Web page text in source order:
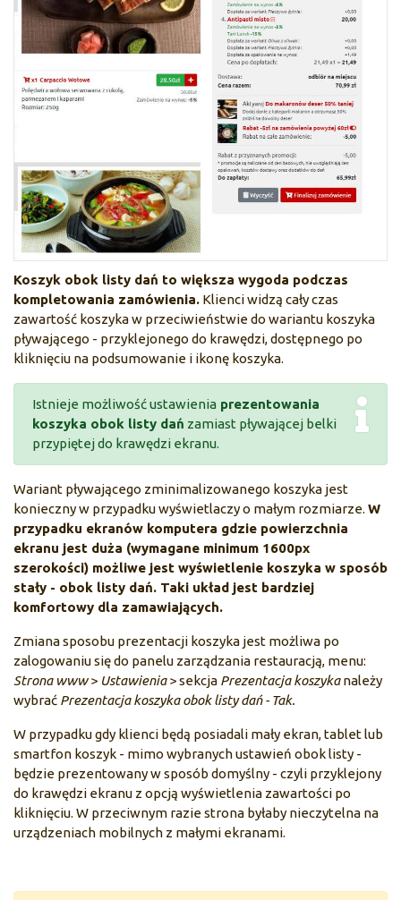
Koszyk obok listy dań to większa wygoda podczas
kompletowania zamówienia. Klienci widzą cały czas
zawartość koszyka w przeciwieństwie do wariantu koszyka
pływającego - przyklejonego do krawędzi, dostępnego po
kliknięciu na podsumowanie i ikonę koszyka.
Istnieje możliwość ustawienia prezentowania
koszyka obok listy dań zamiast pływającej belki
przypiętej do krawędzi ekranu.
Wariant pływającego zminimalizowanego koszyka jest
konieczny w przypadku wyświetlaczy o małym rozmiarze. W
przypadku ekranów komputera gdzie powierzchnia
ekranu jest duża (wymagane minimum 1600px
szerokości) możliwe jest wyświetlenie koszyka w sposób
stały - obok listy dań. Taki układ jest bardziej
komfortowy dla zamawiających.
Zmiana sposobu prezentacji koszyka jest możliwa po
zalogowaniu się do panelu zarządzania restauracją, menu:
Strona www> Ustawienia> sekcja Prezentacja koszykanależy
wybrać Prezentacja koszyka obok listy dań - Tak.
W przypadku gdy klienci będą posiadali mały ekran, tablet lub
smartfon koszyk - mimo wybranych ustawień obok listy -
będzie prezentowany w sposób domyślny - czyli przyklejony
do krawędzi ekranu z opcją wyświetlenia zawartości po
kliknięciu. W przeciwnym razie strona byłaby nieczytelna na
urządzeniach mobilnych z małymi ekranami.